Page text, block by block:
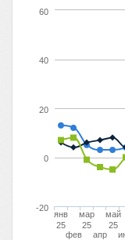
янв
25
фев
мар
25
апр
май
25
0
20
40
60
-20